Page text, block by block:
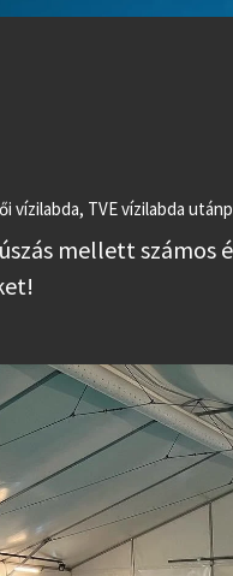
vízilabda, TVE vízilabda
mellett számos